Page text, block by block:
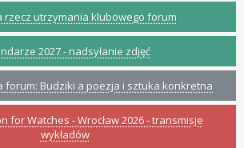
rzecz utrzymania klubowego forum
2027 - nadsyłanie zdjęć
forum: Budziki a poezja i sztuka konkretna
for Watches - Wrocław 2026 - transmisje
wykładów